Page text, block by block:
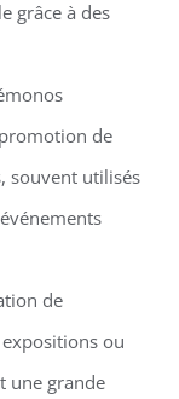
grâce à des
de
souvent utilisés
de
ou
une grande